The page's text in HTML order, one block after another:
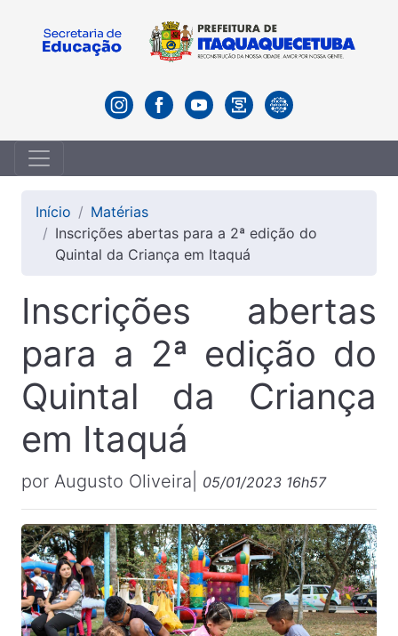
Início
Matérias
Inscrições abertas para a 2ª edição do
Quintal da Criança em Itaquá
Inscrições abertas
para a 2ª edição do
Quintal da Criança
em Itaquá
por Augusto Oliveira| 05/01/2023 16h57